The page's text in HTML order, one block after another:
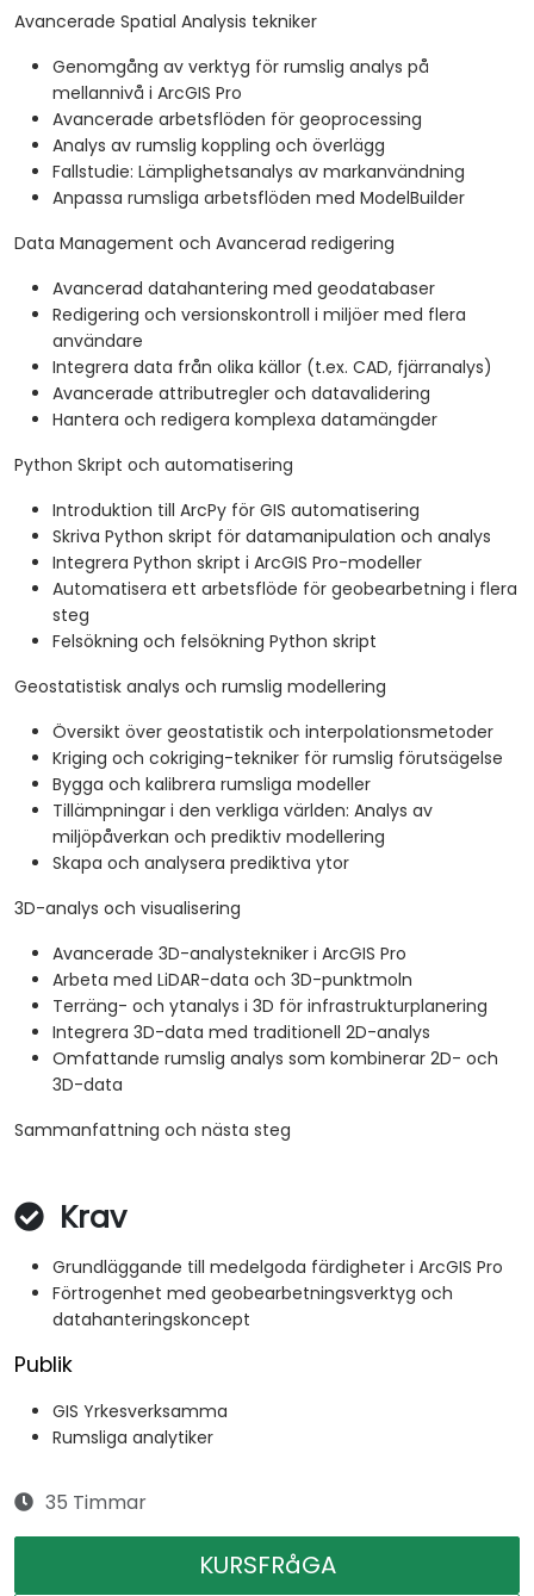
Avancerade Spatial Analysis tekniker
Genomgång av verktyg för rumslig analys på
mellannivå i ArcGIS Pro
Avancerade arbetsflöden för geoprocessing
Analys av rumslig koppling och överlägg
Fallstudie: Lämplighetsanalys av markanvändning
Anpassa rumsliga arbetsflöden med ModelBuilder
Data Management och Avancerad redigering
Avancerad datahantering med geodatabaser
Redigering och versionskontroll i miljöer med flera
användare
Integrera data från olika källor (t.ex. CAD, fjärranalys)
Avancerade attributregler och datavalidering
Hantera och redigera komplexa datamängder
Python Skript och automatisering
Introduktion till ArcPy för GIS automatisering
Skriva Python skript för datamanipulation och analys
Integrera Python skript i ArcGIS Pro-modeller
Automatisera ett arbetsflöde för geobearbetning i flera
steg
Felsökning och felsökning Python skript
Geostatistisk analys och rumslig modellering
Översikt över geostatistik och interpolationsmetoder
Kriging och cokriging-tekniker för rumslig förutsägelse
Bygga och kalibrera rumsliga modeller
Tillämpningar i den verkliga världen: Analys av
miljöpåverkan och prediktiv modellering
Skapa och analysera prediktiva ytor
3D-analys och visualisering
Avancerade 3D-analystekniker i ArcGIS Pro
Arbeta med LiDAR-data och 3D-punktmoln
Terräng- och ytanalys i 3D för infrastrukturplanering
Integrera 3D-data med traditionell 2D-analys
Omfattande rumslig analys som kombinerar 2D- och
3D-data
Sammanfattning och nästa steg
Krav
Grundläggande till medelgoda färdigheter i ArcGIS Pro
Förtrogenhet med geobearbetningsverktyg och
datahanteringskoncept
Publik
GIS Yrkesverksamma
Rumsliga analytiker
35 Timmar
KURSFRåGA